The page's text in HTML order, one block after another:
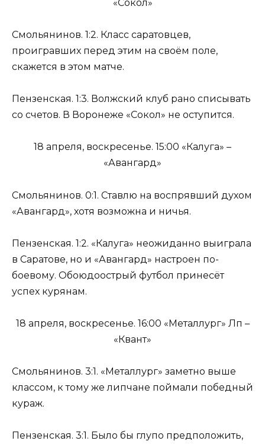
«Сокол»
Смольянинов. 1:2. Класс саратовцев,
проигравших перед этим на своём поле,
скажется в этом матче.
Пензенская. 1:3. Волжский клуб рано списывать
со счетов. В Воронеже «Сокол» не оступится.
18 апреля, воскресенье. 15:00 «Калуга» –
«Авангард»
Смольянинов. 0:1. Ставлю на воспрявший духом
«Авангард», хотя возможна и ничья.
Пензенская. 1:2. «Калуга» неожиданно выиграла
в Саратове, но и «Авангард» настроен по-
боевому. Обоюдоострый футбол принесёт
успех курянам.
18 апреля, воскресенье. 16:00 «Металлург» Лп –
«Квант»
Смольянинов. 3:1. «Металлург» заметно выше
классом, к тому же липчане поймали победный
кураж.
Пензенская. 3:1. Было бы глупо предположить,